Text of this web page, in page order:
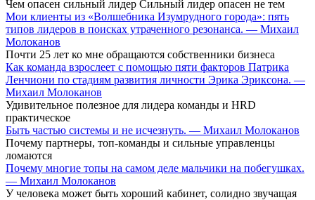
Чем опасен сильный лидер Сильный лидер опасен не тем
Мои клиенты из «Волшебника Изумрудного города»: пять
типов лидеров в поисках утраченного резонанса. — Михаил
Молоканов
Почти 25 лет ко мне обращаются собственники бизнеса
Как команда взрослеет с помощью пяти факторов Патрика
Ленчиони по стадиям развития личности Эрика Эриксона. —
Михаил Молоканов
Удивительное полезное для лидера команды и HRD
практическое
Быть частью системы и не исчезнуть. — Михаил Молоканов
Почему партнеры, топ-команды и сильные управленцы
ломаются
Почему многие топы на самом деле мальчики на побегушках.
— Михаил Молоканов
У человека может быть хороший кабинет, солидно звучащая